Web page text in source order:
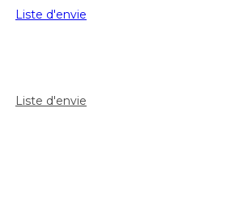
Liste d'envie
Liste d'envie